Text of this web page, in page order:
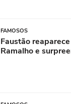
FAMOSOS
Faustão
Ramalho e